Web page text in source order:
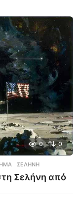
0 0
,ΣΕΛΉΝΗ
Σελήνη από